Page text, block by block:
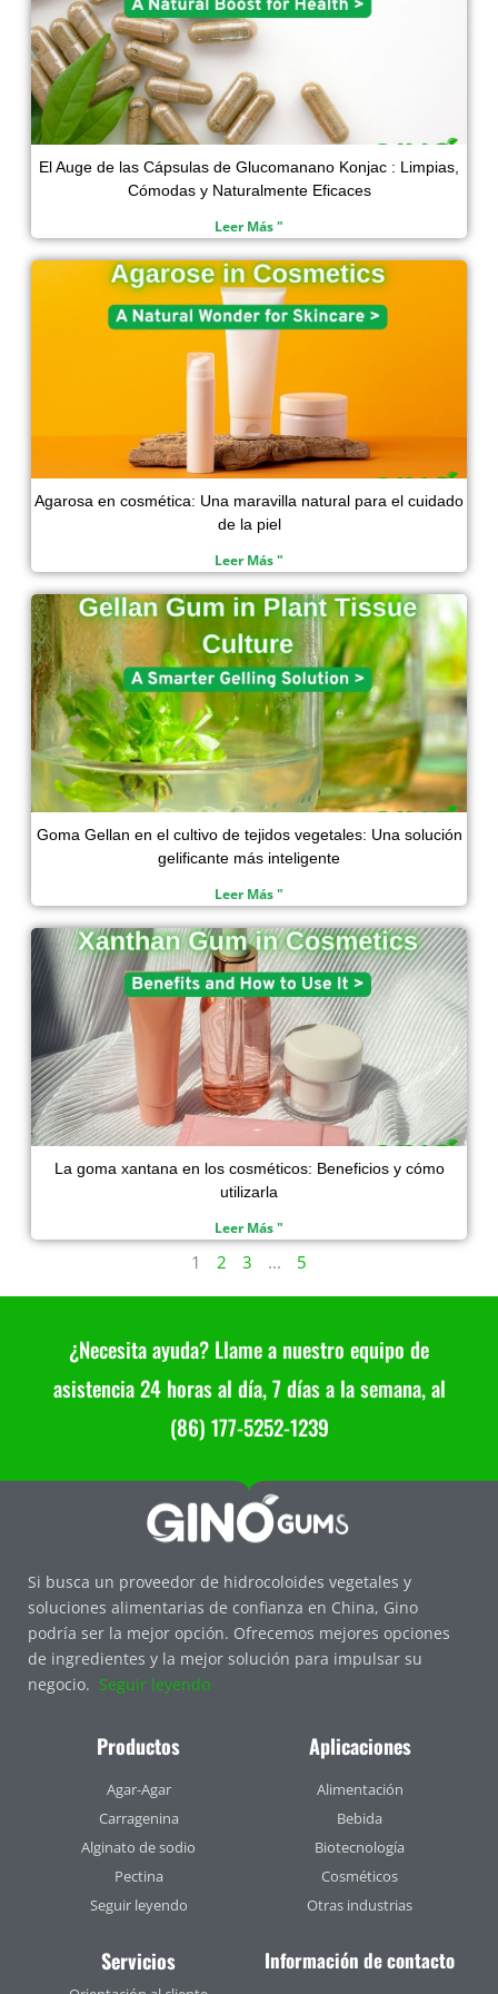
El Auge de las Cápsulas de Glucomanano Konjac : Limpias,
Cómodas y Naturalmente Eficaces
Leer Más "
Agarosa en cosmética: Una maravilla natural para el cuidado
de la piel
Leer Más "
Goma Gellan en el cultivo de tejidos vegetales: Una solución
gelificante más inteligente
Leer Más "
La goma xantana en los cosméticos: Beneficios y cómo
utilizarla
Leer Más "
1 2 3 ... 5
¿Necesita ayuda? Llame a nuestro equipo de
asistencia 24 horas al día, 7 días a la semana, al
(86) 177-5252-1239
Si busca un proveedor de hidrocoloides vegetales y
soluciones alimentarias de confianza en China, Gino
podría ser la mejor opción. Ofrecemos mejores opciones
de ingredientes y la mejor solución para impulsar su
negocio. Seguir leyendo
Productos
Agar-Agar
Carragenina
Alginato de sodio
Pectina
Seguir leyendo
Aplicaciones
Alimentación
Bebida
Biotecnología
Cosméticos
Otras industrias
Servicios Información de contacto